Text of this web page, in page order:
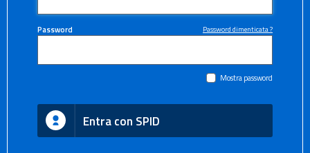
Password Password dimenticata ?
Mostra password
Entra con SPID